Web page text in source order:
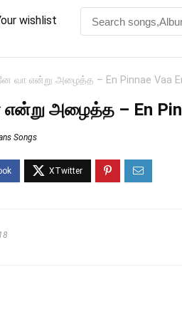
wishlist
வா என்று அழைத்த – En Pinnae Vaa
அழைத்த – En
Songs